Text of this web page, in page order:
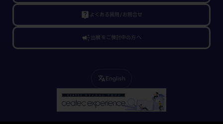
live_help よくある質問/お問合せ
campaign出展をご検討中の方へ
translateEnglish